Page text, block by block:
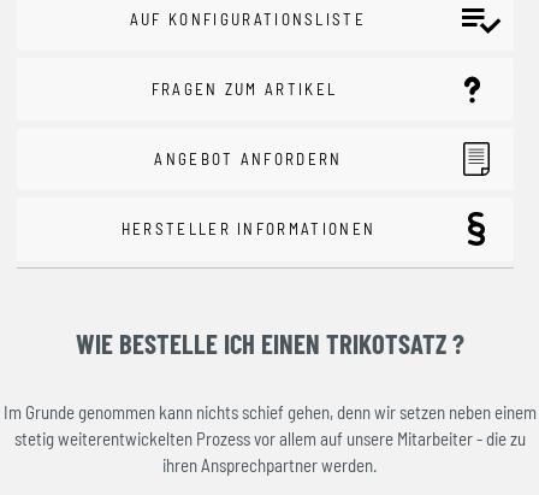
AUF KONFIGURATIONSLISTE
FRAGEN ZUM ARTIKEL
ANGEBOT ANFORDERN
HERSTELLER INFORMATIONEN
WIE BESTELLE ICH EINEN TRIKOTSATZ ?
Im Grunde genommen kann nichts schief gehen, denn wir setzen neben einem
stetig weiterentwickelten Prozess vor allem auf unsere Mitarbeiter - die zu
ihren Ansprechpartner werden.